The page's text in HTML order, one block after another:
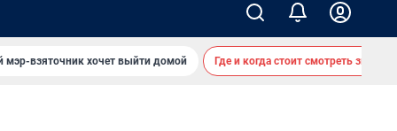
мэр-взяточник хочет выйти домой Где и когда стоит смотреть